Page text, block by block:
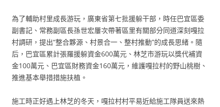
為了輔助村里成長游玩，廣東省第七批援躲干部，時任巴宜區委
副書記、常務副區長孫世宏屢次帶著區里有關部分同道深刻嘎拉
村調研，提出“整合夥源、村景合一、整村推動”的成長思緒。隨
后，巴宜區累計張羅援躲資金600萬元、林芝市游玩以獎代補資
金100萬元、巴宜區財務資金160萬元，維護嘎拉村的野山桃樹、
推進基本舉措措施扶植。
施工時正好遇上林芝的冬天，嘎拉村村平易近給施工隊員送來熱